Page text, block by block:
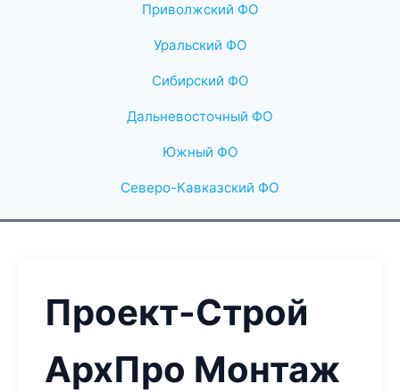
Приволжский ФО
Уральский ФО
Сибирский ФО
Дальневосточный ФО
Южный ФО
Северо-Кавказский ФО
Проект-Строй
АрхПро Монтаж